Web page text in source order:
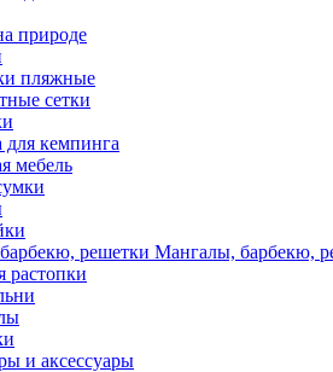
природе
пляжные
сетки
для кемпинга
мебель
Мангалы, барбекю,
растопки
и аксессуары